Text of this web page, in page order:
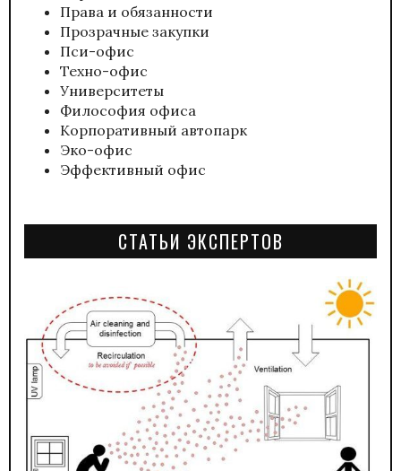
Права и обязанности
Прозрачные закупки
Пси-офис
Техно-офис
Университеты
Философия офиса
Корпоративный автопарк
Эко-офис
Эффективный офис
СТАТЬИ ЭКСПЕРТОВ